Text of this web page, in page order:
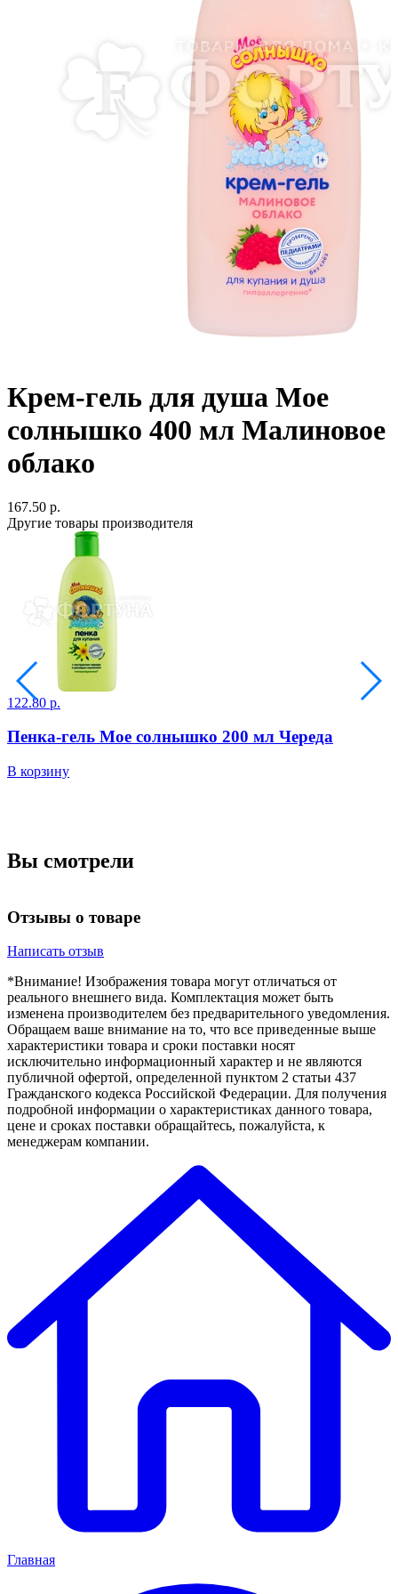
Крем-гель для душа Мое
солнышко 400 мл Малиновое
облако
167.50 р.
Другие товары производителя
122.80 р.
Пенка-гель Мое солнышко 200 мл Череда
В корзину
Вы смотрели
Отзывы о товаре
Написать отзыв
*Внимание! Изображения товара могут отличаться от
реального внешнего вида. Комплектация может быть
изменена производителем без предварительного уведомления.
Обращаем ваше внимание на то, что все приведенные выше
характеристики товара и сроки поставки носят
исключительно информационный характер и не являются
публичной офертой, определенной пунктом 2 статьи 437
Гражданского кодекса Российской Федерации. Для получения
подробной информации о характеристиках данного товара,
цене и сроках поставки обращайтесь, пожалуйста, к
менеджерам компании.
Главная